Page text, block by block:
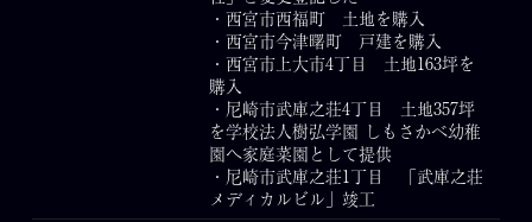
・西宮市西福町 土地を購入
・西宮市今津曙町 戸建を購入
・西宮市上大市4丁目 土地163坪を
購入
・尼崎市武庫之荘4丁目 土地357坪
を学校法人樹弘学園 しもさかべ幼稚
園へ家庭菜園として提供
・尼崎市武庫之荘1丁目 「武庫之荘
メディカルビル」竣工